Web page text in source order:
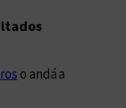
o andá a